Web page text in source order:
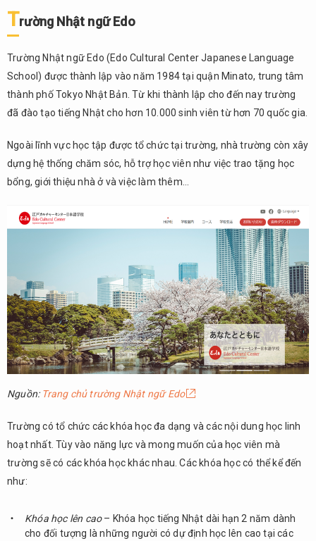
Trường Nhật ngữ Edo
Trường Nhật ngữ Edo (Edo Cultural Center Japanese Language
School) được thành lập vào năm 1984 tại quận Minato, trung tâm
thành phố Tokyo Nhật Bản. Từ khi thành lập cho đến nay trường
đã đào tạo tiếng Nhật cho hơn 10.000 sinh viên từ hơn 70 quốc gia.
Ngoài lĩnh vực học tập được tổ chức tại trường, nhà trường còn xây
dựng hệ thống chăm sóc, hỗ trợ học viên như việc trao tặng học
bổng, giới thiệu nhà ở và việc làm thêm…
Nguồn: Trang chủ trường Nhật ngữ Edo
Trường có tổ chức các khóa học đa dạng và các nội dung học linh
hoạt nhất. Tùy vào năng lực và mong muốn của học viên mà
trường sẽ có các khóa học khác nhau. Các khóa học có thể kể đến
như:
Khóa học lên cao– Khóa học tiếng Nhật dài hạn 2 năm dành
cho đối tượng là những người có dự định học lên cao tại các